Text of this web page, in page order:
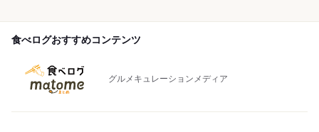
食べログおすすめコンテンツ
グルメキュレーションメディア